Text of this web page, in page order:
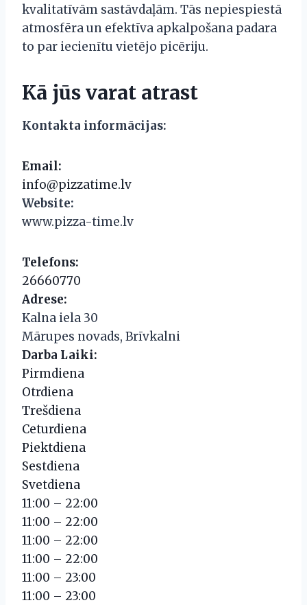
kvalitatīvām sastāvdaļām. Tās nepiespiestā
atmosfēra un efektīva apkalpošana padara
to par iecienītu vietējo picēriju.
Kā jūs varat atrast
Kontakta informācijas:
Email:
info@pizzatime.lv
Website:
www.pizza-time.lv
Telefons:
26660770
Adrese:
Kalna iela 30
Mārupes novads, Brīvkalni
Darba Laiki:
Pirmdiena
Otrdiena
Trešdiena
Ceturdiena
Piektdiena
Sestdiena
Svetdiena
11:00 – 22:00
11:00 – 22:00
11:00 – 22:00
11:00 – 22:00
11:00 – 23:00
11:00 – 23:00